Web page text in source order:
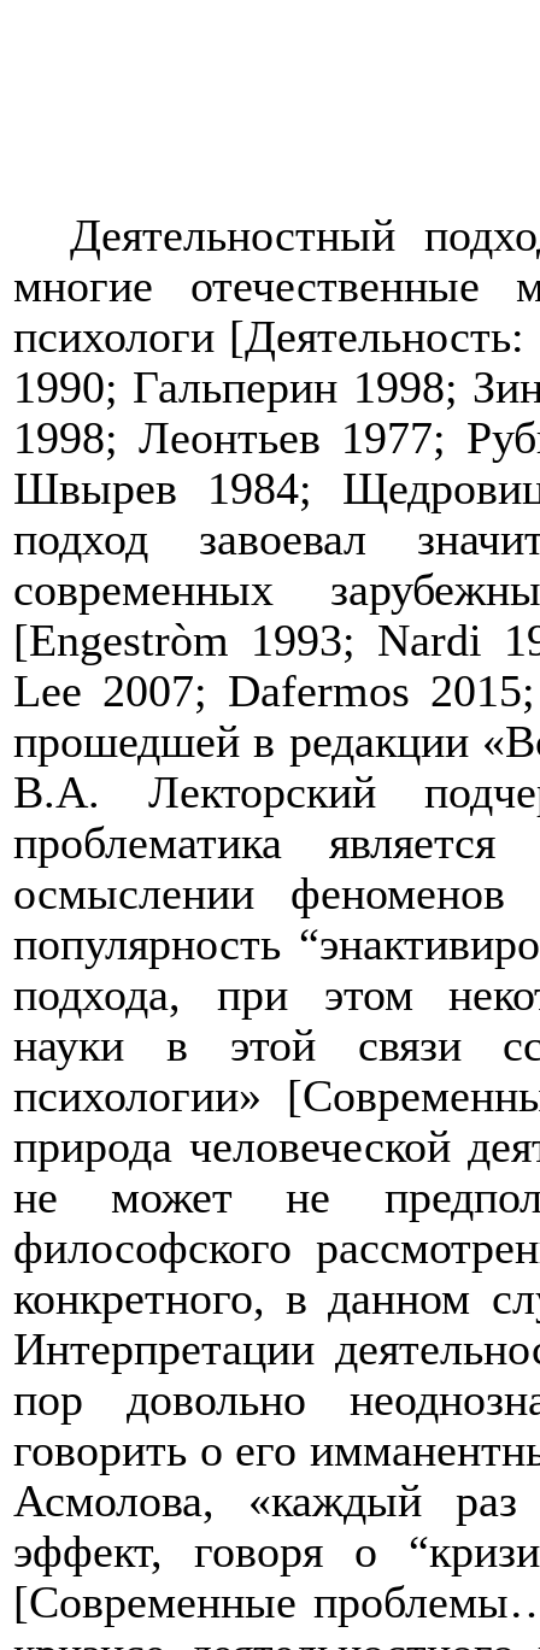
Деятельностный
многие
психологи
1990; Гальперин 1998;
1998; Леонтьев 1977;
Швырев 1984;
подход завоевал
современных
[Engestròm 1993; Nardi
Lee 2007; Dafermos
прошедшей в редакции
В.А. Лекторский
проблематика
осмыслении феноменов
популярность
подхода, при этом
науки в этой связи
психологии»
природа человеческой
не может не
философского
конкретного, в данном
Интерпретации
пор довольно
говорить о его
Асмолова, «каждый раз
эффект, говоря о
[Современные